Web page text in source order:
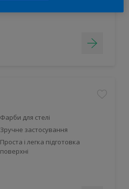
Фарби для стелі
Зручне застосування
Проста і легка підготовка
поверхні